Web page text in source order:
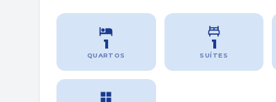
1
QUARTOS
1
SUÍTES